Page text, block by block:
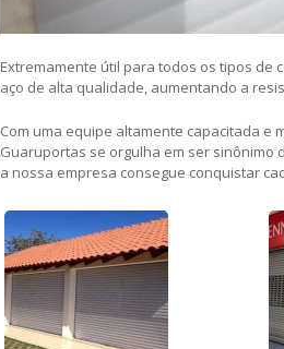
Extremamente útil para todos os tipos de
aço de alta qualidade, aumentando a
Com uma equipe altamente capacitada e
Guaruportas se orgulha em ser sinônimo
a nossa empresa consegue conquistar